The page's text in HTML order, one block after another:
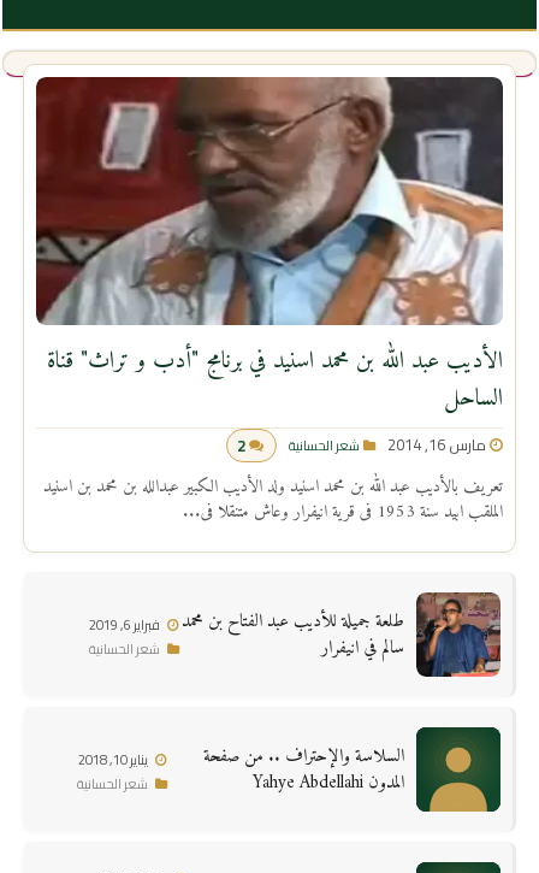
الأديب عبد الله بن محمد اسنيد في برنامج "أدب و تراث" قناة
الساحل
مارس 16, 2014 شعر الحسانية 2
تعريف بالأديب عبد الله بن محمد اسنيد ولد الأديب الكبير عبدالله بن محمد بن اسنيد
الملقب ابيد سنة 1953 فى قرية انيفرار وعاش متنقلا فى...
طلعة جميلة للأديب عبد الفتاح بن محمد
سالم في انيفرار
فبراير 6, 2019
شعر الحسانية
السلاسة والإحتراف .. من صفحة
المدون Yahye Abdellahi
يناير 10, 2018
شعر الحسانية